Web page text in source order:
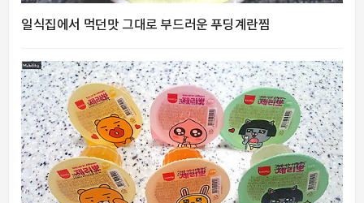
일식집에서 먹던맛 그대로 부드러운 푸딩계란찜